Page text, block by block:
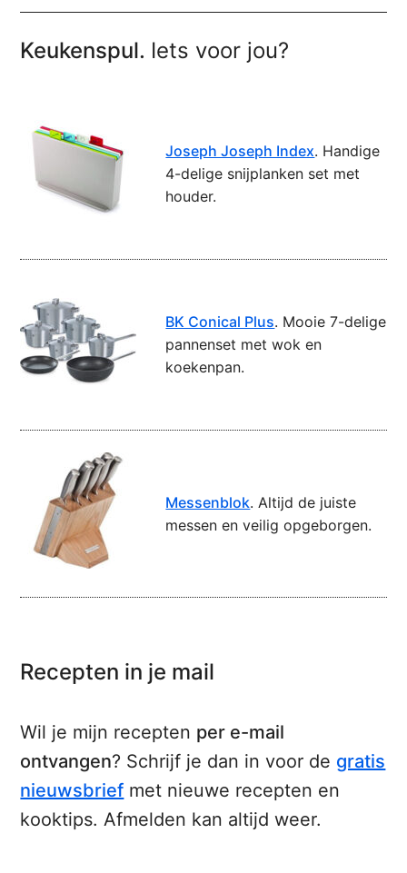
Keukenspul. Iets voor jou?
Joseph Joseph Index. Handige
4-delige snijplanken set met
houder.
BK Conical Plus. Mooie 7-delige
pannenset met wok en
koekenpan.
Messenblok. Altijd de juiste
messen en veilig opgeborgen.
Recepten in je mail
Wil je mijn recepten per e-mail
ontvangen? Schrijf je dan in voor de gratis
nieuwsbrief met nieuwe recepten en
kooktips. Afmelden kan altijd weer.